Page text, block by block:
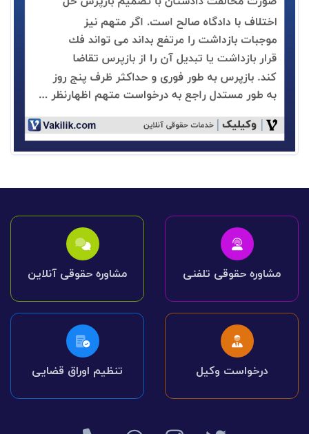
مشاوره حقوقی تلفنی مشاوره حقوقی آنلاین
درخواست وکیل تنظیم اوراق قضایی